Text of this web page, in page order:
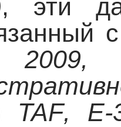
эти
TAF, E-